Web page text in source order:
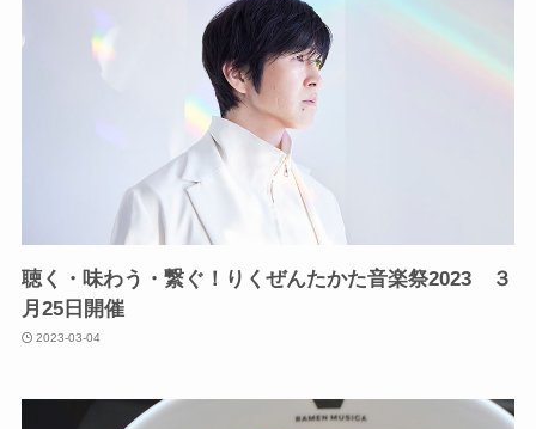
聴く・味わう・繋ぐ！りくぜんたかた音楽祭2023 ３
月25日開催
2023-03-04